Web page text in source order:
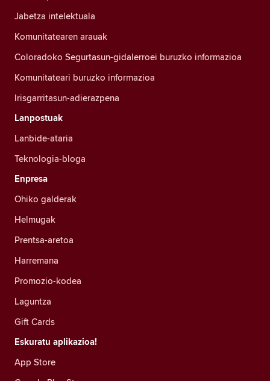
Jabetza intelektuala
Komunitatearen arauak
Coloradoko Segurtasun-gidalerroei buruzko informazioa
Komunitateari buruzko informazioa
Irisgarritasun-adierazpena
Lanpostuak
Lanbide-ataria
Teknologia-bloga
Enpresa
Ohiko galderak
Helmugak
Prentsa-aretoa
Harremana
Promozio-kodea
Laguntza
Gift Cards
Eskuratu aplikazioa!
App Store